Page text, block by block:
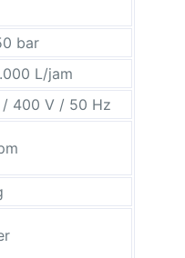
bar
L/jam
/ 400 V / 50 Hz